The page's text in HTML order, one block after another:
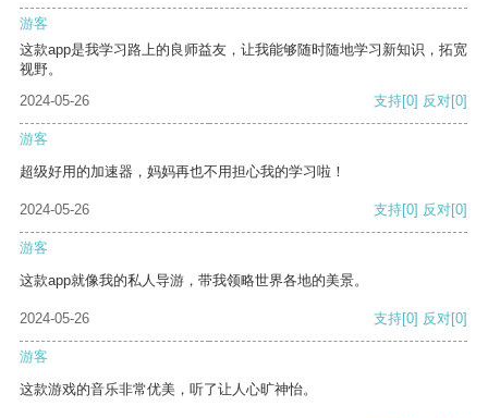
游客
这款app是我学习路上的良师益友，让我能够随时随地学习新知识，拓宽
视野。
2024-05-26
支持[0] 反对[0]
游客
超级好用的加速器，妈妈再也不用担心我的学习啦！
2024-05-26 支持[0] 反对[0]
游客
这款app就像我的私人导游，带我领略世界各地的美景。
2024-05-26 支持[0] 反对[0]
游客
这款游戏的音乐非常优美，听了让人心旷神怡。